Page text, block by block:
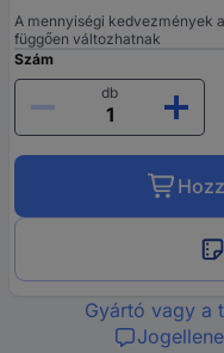
A mennyiségi kedvezmények
függően változhatnak
Szám
db
Gyártó vagy a